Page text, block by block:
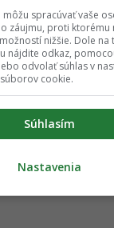
spracúvať vaše
záujmu, proti ktorému
nižšie. Dole na
nájdite odkaz,
odvolať súhlas v
cookie.
Súhlasím
Nastavenia